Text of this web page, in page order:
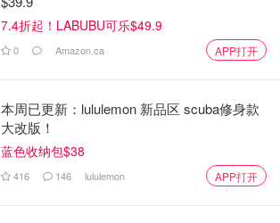
与一丝桉树的味道相结合。立即有
效地缓解咳嗽、喉咙痛、鼻塞和鼻
7.4折起！LABUBU可乐$49.9
0 Amazon.ca APP打开
本周已更新：lululemon 新品区 scuba修身款
大改版！
蓝色收纳包$38
416 146 lululemon APP打开